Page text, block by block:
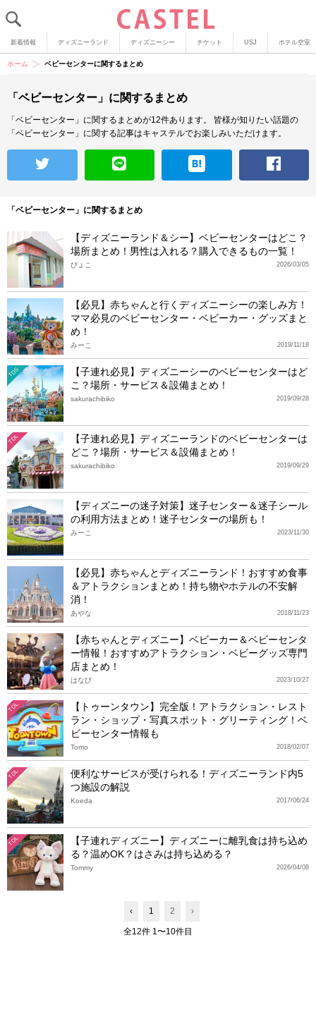
新着情報 ディズニーランド ディズニーシー チケット USJ ホテル空室
ホーム ベビーセンターに関するまとめ
「ベビーセンター」に関するまとめ
「ベビーセンター」に関するまとめが12件あります。
皆様が知りたい話題の
「ベビーセンター」に関する記事はキャステルでお楽しみいただけます。
「ベビーセンター」に関するまとめ
【ディズニーランド＆シー】ベビーセンターはどこ？
場所まとめ！男性は入れる？購入できるもの一覧！
2026/03/05
ぴょこ
【必見】赤ちゃんと行くディズニーシーの楽しみ方！
ママ必見のベビーセンター・ベビーカー・グッズまと
め！
2019/11/18
みーこ
TDS
【子連れ必見】ディズニーシーのベビーセンターはど
こ？場所・サービス＆設備まとめ！
2019/09/28
sakurachibiko
TDL
【子連れ必見】ディズニーランドのベビーセンターは
どこ？場所・サービス＆設備まとめ！
2019/09/29
sakurachibiko
【ディズニーの迷子対策】迷子センター＆迷子シール
の利用方法まとめ！迷子センターの場所も！
2023/11/30
みーこ
【必見】赤ちゃんとディズニーランド！おすすめ食事
＆アトラクションまとめ！持ち物やホテルの不安解
消！
2018/11/23
あやな
【赤ちゃんとディズニー】ベビーカー＆ベビーセンタ
ー情報！おすすめアトラクション・ベビーグッズ専門
店まとめ！
2023/10/27
はなび
TDL
【トゥーンタウン】完全版！アトラクション・レスト
ラン・ショップ・写真スポット・グリーティング！ベ
ビーセンター情報も
2018/02/07
Tomo
TDL
便利なサービスが受けられる！ディズニーランド内5
つ施設の解説
2017/06/24
Koeda
TDL
【子連れディズニー】ディズニーに離乳食は持ち込め
る？温めOK？はさみは持ち込める？
2026/04/08
Tommy
‹ 1 2 ›
全12件 1〜10件目